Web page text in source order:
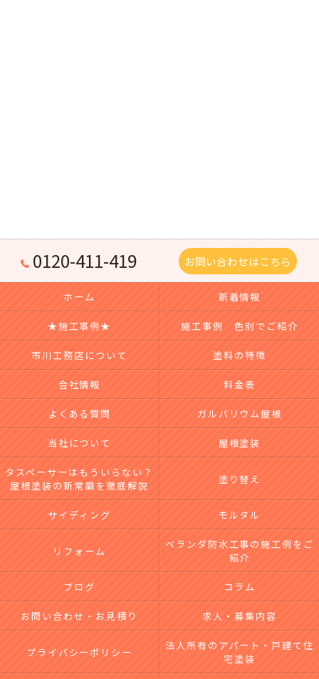
0120-411-419 お問い合わせはこちら
ホーム 新着情報
★施工事例★ 施工事例 色別でご紹介
市川工務店について 塗料の特徴
会社情報 料金表
よくある質問 ガルバリウム屋根
当社について 屋根塗装
タスペーサーはもういらない？
屋根塗装の新常識を徹底解説
塗り替え
サイディング モルタル
リフォーム
ベランダ防水工事の施工例をご
紹介
ブログ コラム
お問い合わせ・お見積り 求人・募集内容
プライバシーポリシー
法人所有のアパート・戸建て住
宅塗装